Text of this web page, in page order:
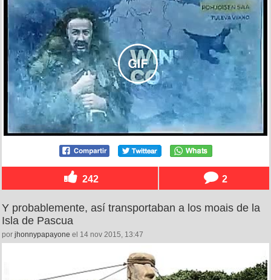
242 2
Y probablemente, así transportaban a los moais de la
Isla de Pascua
por jhonnypapayone el 14 nov 2015, 13:47